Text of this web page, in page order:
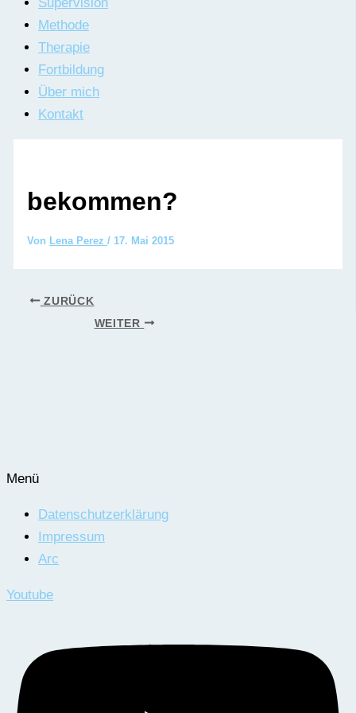
Supervision
Methode
Therapie
Fortbildung
Über mich
Kontakt
bekommen?
Von Lena Perez/ 17. Mai 2015
ZURÜCK
WEITER
Menü
Datenschutzerklärung
Impressum
Arc
Youtube